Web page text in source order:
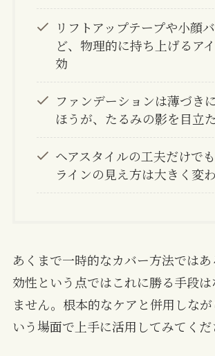
リフトアップテープや小顔
ど、物理的に持ち上げるア
効
ファンデーションは薄づき
ほうが、たるみの影を目立
ヘアスタイルの工夫だけで
ラインの見え方は大きく変
あくまで一時的なカバー方法では
効性という点ではこれに勝る手段は
ません。根本的なケアと併用しな
いう場面で上手に活用してみてくだ